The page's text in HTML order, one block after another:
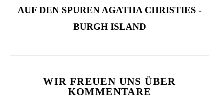
AUF DEN SPUREN AGATHA CHRISTIES -
BURGH ISLAND
WIR FREUEN UNS ÜBER
KOMMENTARE